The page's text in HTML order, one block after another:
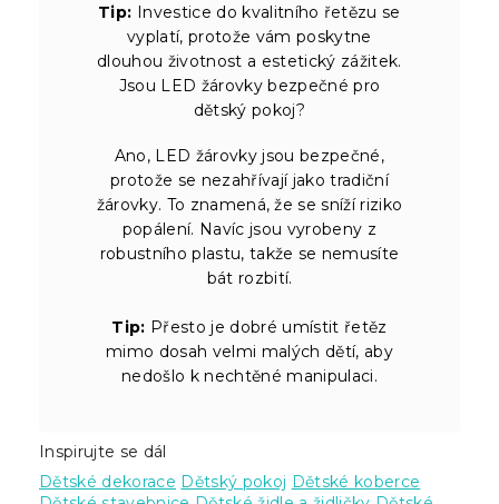
Tip: Investice do kvalitního řetězu se
vyplatí, protože vám poskytne
dlouhou životnost a estetický zážitek.
Jsou LED žárovky bezpečné pro
dětský pokoj?
Ano, LED žárovky jsou bezpečné,
protože se nezahřívají jako tradiční
žárovky. To znamená, že se sníží riziko
popálení. Navíc jsou vyrobeny z
robustního plastu, takže se nemusíte
bát rozbití.
Tip: Přesto je dobré umístit řetěz
mimo dosah velmi malých dětí, aby
nedošlo k nechtěné manipulaci.
Inspirujte se dál
Dětské dekorace Dětský pokoj Dětské koberce